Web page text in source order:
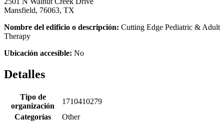
Mansfield, 76063, TX
Nombre del edificio o descripción: Cutting Edge Pediatric & Adult
Therapy
Ubicación accesible: No
Detalles
Tipo de
organización
1710410279
Categorías
Other